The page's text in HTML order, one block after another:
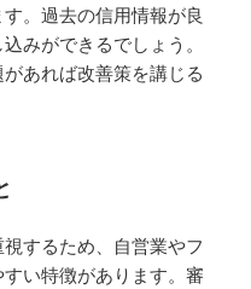
。過去の信用情報が良
みができるでしょう。
あれば改善策を講じる
するため、自営業やフ
い特徴があります。審